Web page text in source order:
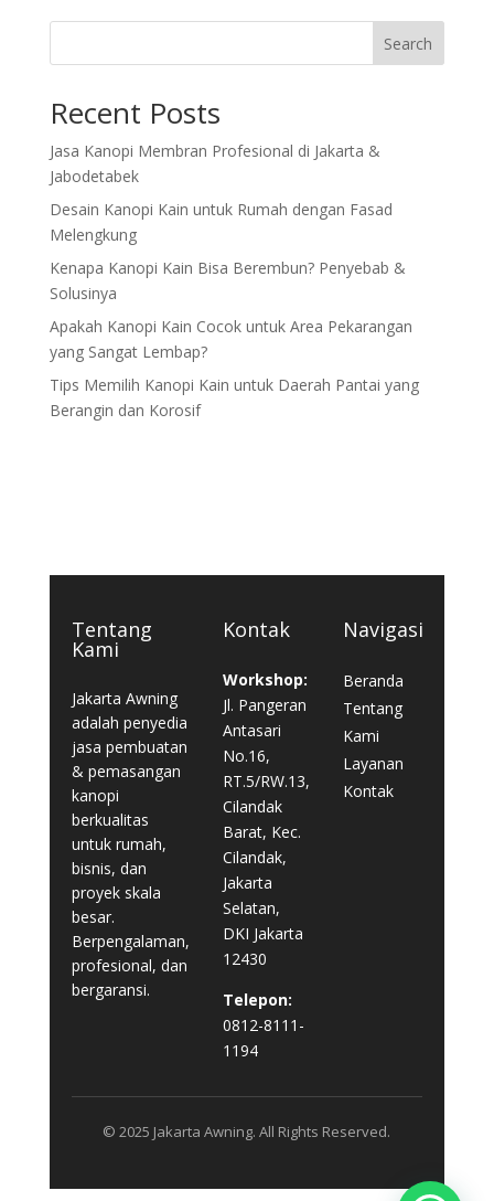
Search
Recent Posts
Jasa Kanopi Membran Profesional di Jakarta &
Jabodetabek
Desain Kanopi Kain untuk Rumah dengan Fasad
Melengkung
Kenapa Kanopi Kain Bisa Berembun? Penyebab &
Solusinya
Apakah Kanopi Kain Cocok untuk Area Pekarangan
yang Sangat Lembap?
Tips Memilih Kanopi Kain untuk Daerah Pantai yang
Berangin dan Korosif
Tentang
Kami
Jakarta Awning
adalah penyedia
jasa pembuatan
& pemasangan
kanopi
berkualitas
untuk rumah,
bisnis, dan
proyek skala
besar.
Berpengalaman,
profesional, dan
bergaransi.
Kontak
Workshop:
Jl. Pangeran
Antasari
No.16,
RT.5/RW.13,
Cilandak
Barat, Kec.
Cilandak,
Jakarta
Selatan,
DKI Jakarta
12430
Telepon:
0812-8111-
1194
Navigasi
Beranda
Tentang
Kami
Layanan
Kontak
© 2025 Jakarta Awning. All Rights Reserved.